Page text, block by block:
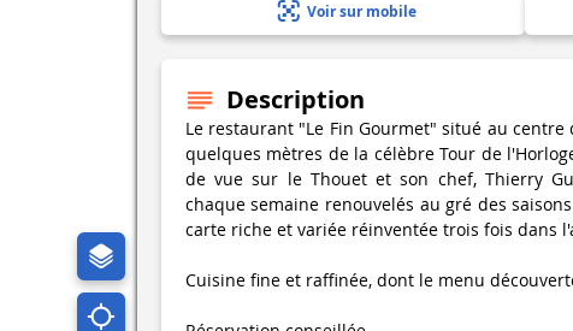
Voir sur mobile
Description
Le restaurant "Le Fin Gourmet" situé au centre
quelques mètres de la célèbre Tour de
de vue sur le Thouet et son chef, Thierry
chaque semaine renouvelés au gré des
carte riche et variée réinventée trois fois dans
Cuisine fine et raffinée, dont le menu